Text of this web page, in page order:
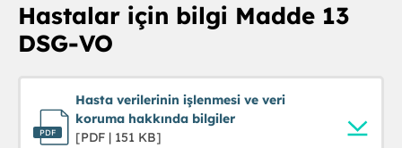
Hastalar için bilgi Madde 13
DSG-VO
Hasta verilerinin işlenmesi ve veri
koruma hakkında bilgiler
[PDF | 151 KB]